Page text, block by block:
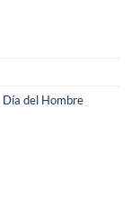
Día del Hombre